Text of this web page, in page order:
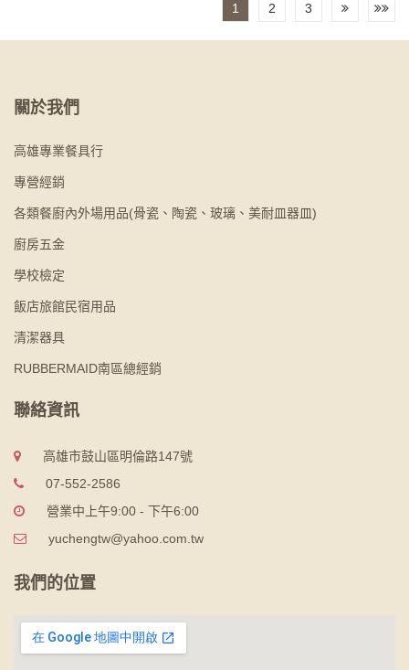
1 2 3
關於我們
高雄專業餐具行
專營經銷
各類餐廚內外場用品(骨瓷、陶瓷、玻璃、美耐皿器皿)
廚房五金
學校檢定
飯店旅館民宿用品
清潔器具
RUBBERMAID南區總經銷
聯絡資訊
高雄市鼓山區明倫路147號
07-552-2586
營業中上午9:00 - 下午6:00
yuchengtw@yahoo.com.tw
我們的位置